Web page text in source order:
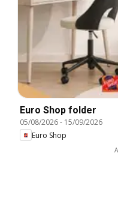
Euro Shop folder
05/08/2026- 15/09/2026
Euro Shop